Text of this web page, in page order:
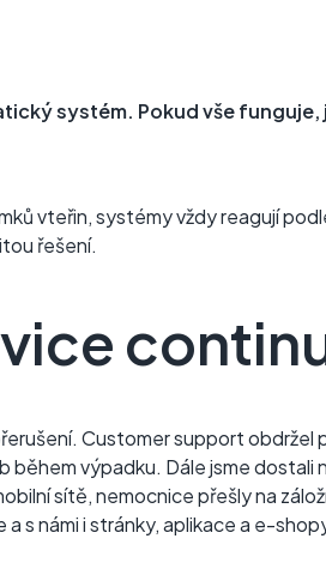
systém. Pokud vše funguje,
vteřin, systémy vždy reagují
řešení.
Customer support obdržel
výpadku. Dále jsme dostali
sítě, nemocnice přešly na
s námi i stránky, aplikace a e-